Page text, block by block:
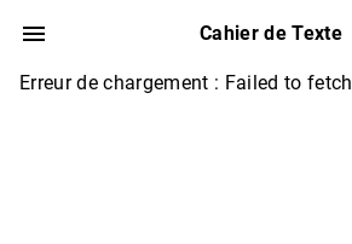
Cahier de Texte
Erreur de chargement : Failed to fetch